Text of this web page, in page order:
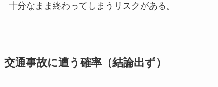
十分なまま終わってしまうリスクがある。
交通事故に遭う確率（結論出ず）